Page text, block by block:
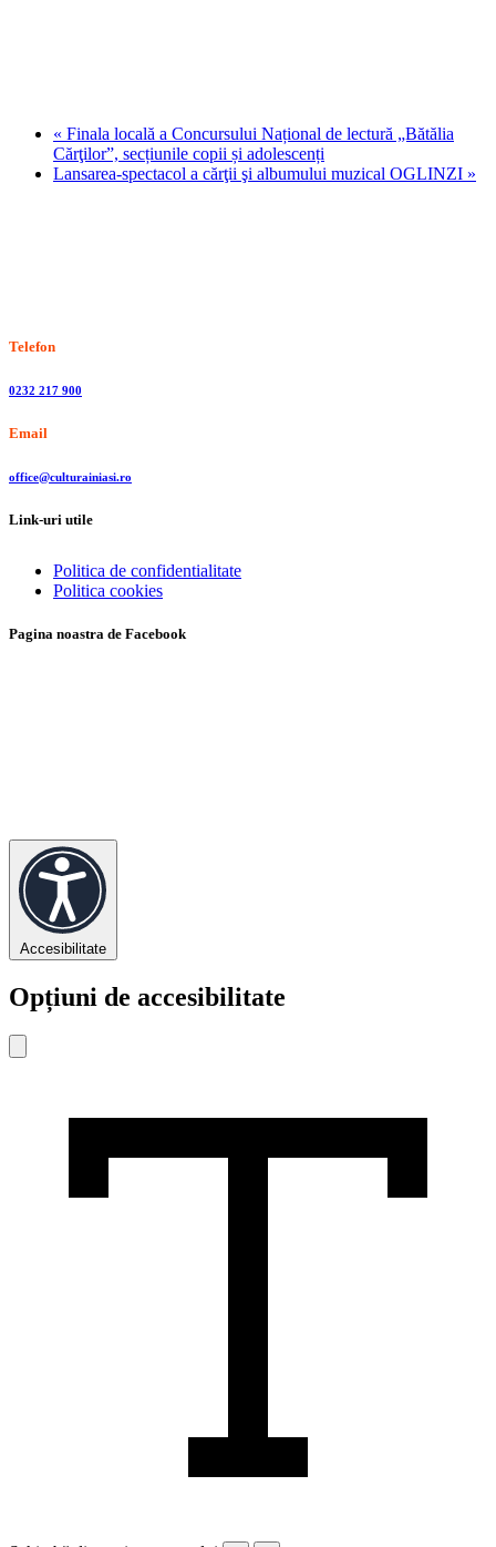
« Finala locală a Concursului Național de lectură „Bătălia
Cărţilor”, secțiunile copii și adolescenți
Lansarea-spectacol a cărţii şi albumului muzical OGLINZI »
Telefon
0232 217 900
Email
office@culturainiasi.ro
Link-uri utile
Politica de confidentialitate
Politica cookies
Pagina noastra de Facebook
Accesibilitate
Opțiuni de accesibilitate